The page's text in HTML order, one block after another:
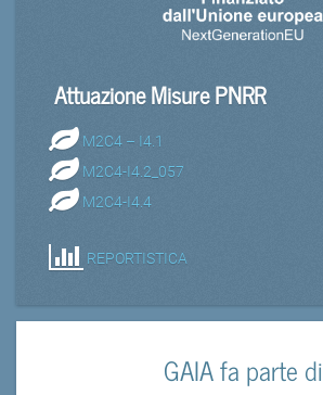
Attuazione Misure PNRR
M2C4 – I4.1
M2C4-I4.2_057
M2C4-I4.4
REPORTISTICA
GAIA fa parte di